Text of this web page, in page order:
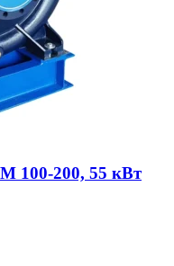
100-200, 55 кВт